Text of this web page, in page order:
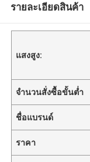
รายละเอียดสินค้า
แสงสูง:
จำนวนสั่งซื้อขั้นต่ำ
ชื่อแบรนด์
ราคา